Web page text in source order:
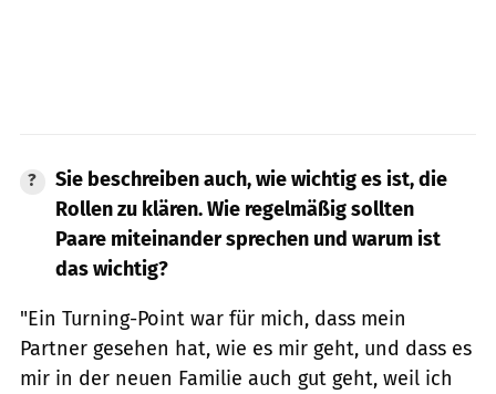
Sie beschreiben auch, wie wichtig es ist, die
Rollen zu klären. Wie regelmäßig sollten
Paare miteinander sprechen und warum ist
das wichtig?
"Ein Turning-Point war für mich, dass mein
Partner gesehen hat, wie es mir geht, und dass es
mir in der neuen Familie auch gut geht, weil ich